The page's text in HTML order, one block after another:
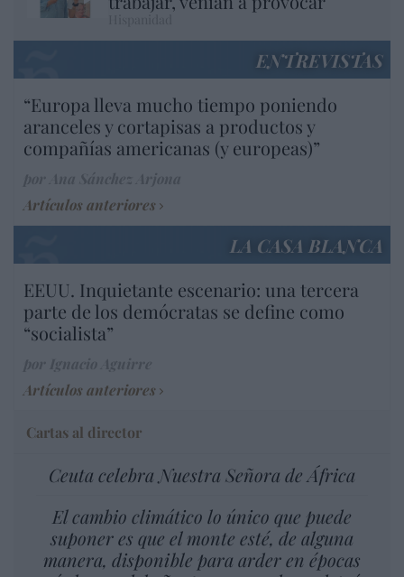
ENTREVISTAS
“Europa lleva mucho tiempo poniendo
aranceles y cortapisas a productos y
compañías americanas (y europeas)”
Artículos anteriores
LA CASA BLANCA
EEUU. Inquietante escenario: una tercera
parte de los demócratas se define como
“socialista”
Artículos anteriores
Cartas al director
Ceuta celebra Nuestra Señora de África
El cambio climático lo único que puede
suponer es que el monte esté, de alguna
manera, disponible para arder en épocas